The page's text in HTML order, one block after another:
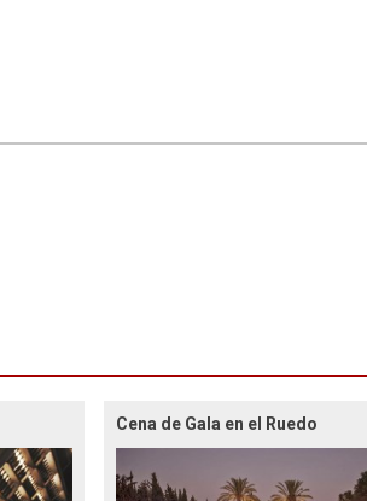
Cena de Gala en el Ruedo